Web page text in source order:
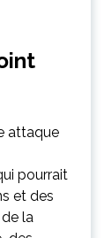
attaque
pourrait
et des
la